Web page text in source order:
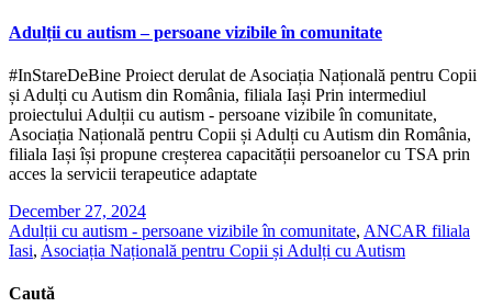
Adulții cu autism – persoane vizibile în comunitate
#InStareDeBine Proiect derulat de Asociația Națională pentru Copii
și Adulți cu Autism din România, filiala Iași Prin intermediul
proiectului Adulții cu autism - persoane vizibile în comunitate,
Asociația Națională pentru Copii și Adulți cu Autism din România,
filiala Iași își propune creșterea capacității persoanelor cu TSA prin
acces la servicii terapeutice adaptate
December 27, 2024
Adulții cu autism - persoane vizibile în comunitate, ANCAR filiala
Iasi, Asociația Națională pentru Copii și Adulți cu Autism
Caută